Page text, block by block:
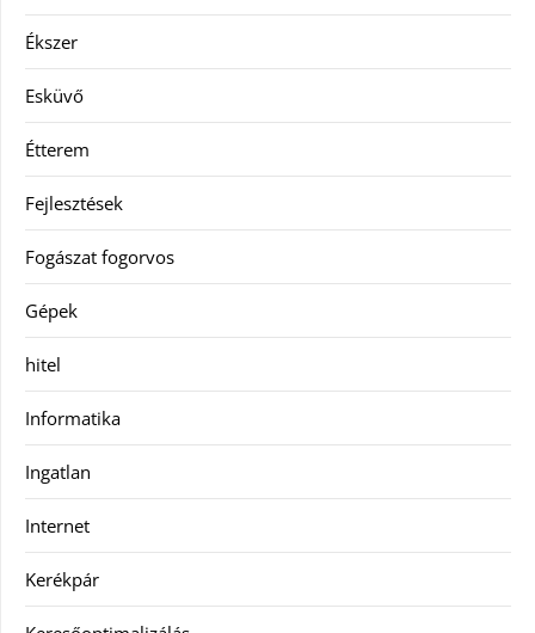
Ékszer
Esküvő
Étterem
Fejlesztések
Fogászat fogorvos
Gépek
hitel
Informatika
Ingatlan
Internet
Kerékpár